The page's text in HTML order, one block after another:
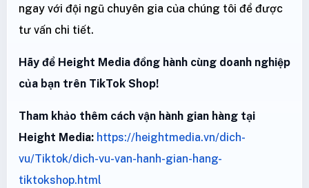
ngay với đội ngũ chuyên gia của chúng tôi để được
tư vấn chi tiết.
Hãy để Height Media đồng hành cùng doanh nghiệp
của bạn trên TikTok Shop!
Tham khảo thêm cách vận hành gian hàng tại
Height Media: https://heightmedia.vn/dich-
vu/Tiktok/dich-vu-van-hanh-gian-hang-
tiktokshop.html